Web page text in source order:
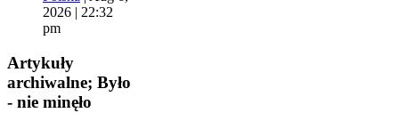
2026 | 22:32
pm
Artykuły
archiwalne; Było
- nie minęło